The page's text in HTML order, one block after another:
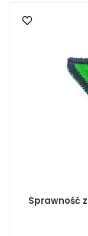
Sprawność